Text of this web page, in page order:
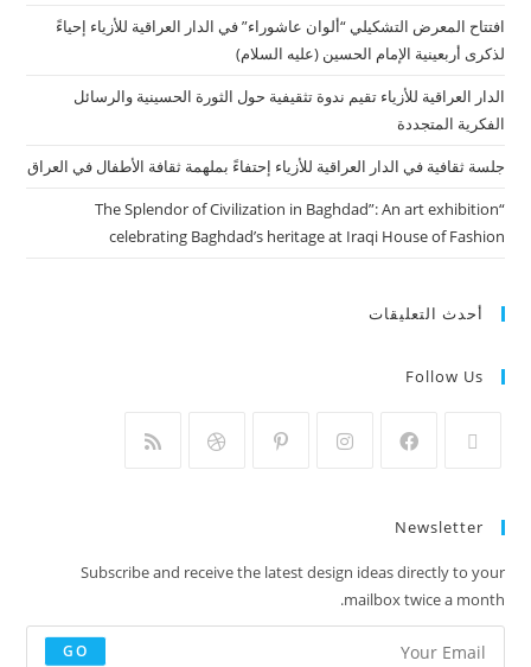
افتتاح المعرض التشكيلي “ألوان عاشوراء” في الدار العراقية للأزياء إحياءً
لذكرى أربعينية الإمام الحسين (عليه السلام)
الدار العراقية للأزياء تقيم ندوة تثقيفية حول الثورة الحسينية والرسائل
الفكرية المتجددة
جلسة ثقافية في الدار العراقية للأزياء إحتفاءً بملهمة ثقافة الأطفال في العراق
“The Splendor of Civilization in Baghdad”: An art exhibition
celebrating Baghdad’s heritage at Iraqi House of Fashion
أحدث التعليقات
Follow Us
Newsletter
Subscribe and receive the latest design ideas directly to your
mailbox twice a month.
GO